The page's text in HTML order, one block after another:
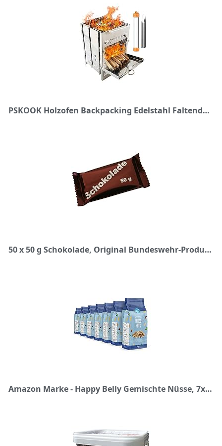
PSKOOK Holzofen Backpacking Edelstahl Faltender Outdoor Camping Wandern BBQ Herd mit Pocket Bellow (Typ 2)
50 x 50 g Schokolade, Original Bundeswehr-Produktion
Amazon Marke - Happy Belly Gemischte Nüsse, 7x200 g